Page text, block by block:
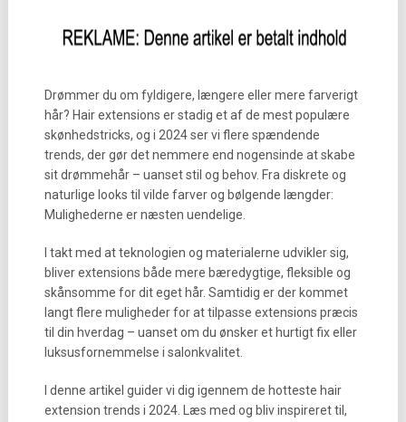
Drømmer du om fyldigere, længere eller mere farverigt
hår? Hair extensions er stadig et af de mest populære
skønhedstricks, og i 2024 ser vi flere spændende
trends, der gør det nemmere end nogensinde at skabe
sit drømmehår – uanset stil og behov. Fra diskrete og
naturlige looks til vilde farver og bølgende længder:
Mulighederne er næsten uendelige.
I takt med at teknologien og materialerne udvikler sig,
bliver extensions både mere bæredygtige, fleksible og
skånsomme for dit eget hår. Samtidig er der kommet
langt flere muligheder for at tilpasse extensions præcis
til din hverdag – uanset om du ønsker et hurtigt fix eller
luksusfornemmelse i salonkvalitet.
I denne artikel guider vi dig igennem de hotteste hair
extension trends i 2024. Læs med og bliv inspireret til,